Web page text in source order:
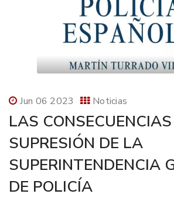
Jun 06 2023 Noticias
LAS
SUPRESIÓN DE LA
SUPERINTENDENCIA
DE POLICÍA